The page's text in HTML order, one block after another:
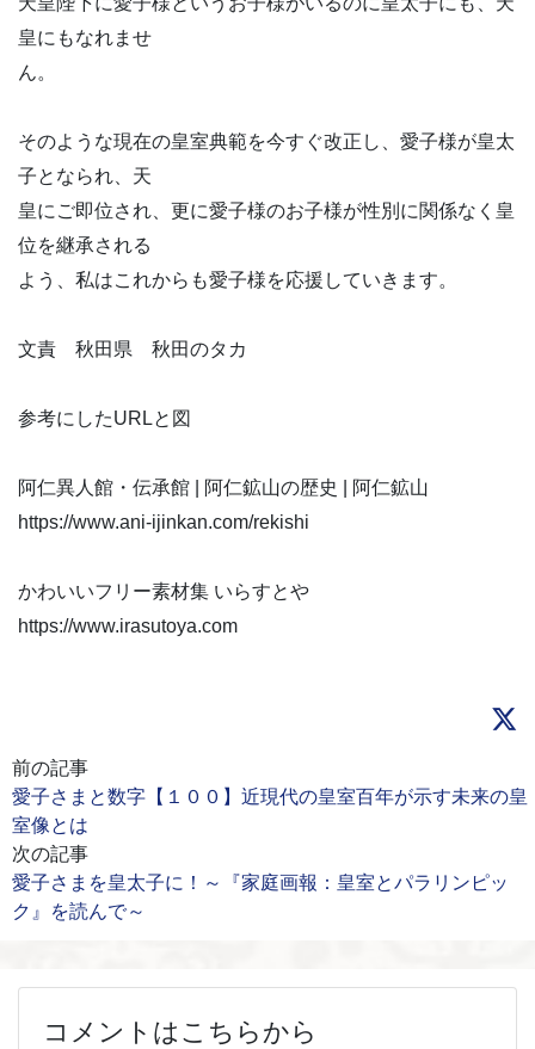
皇にもなれませ
ん。
そのような現在の皇室典範を今すぐ改正し、愛子様が皇太
子となられ、天
皇にご即位され、更に愛子様のお子様が性別に関係なく皇
位を継承される
よう、私はこれからも愛子様を応援していきます。
文責 秋田県 秋田のタカ
参考にしたURLと図
阿仁異人館・伝承館 | 阿仁鉱山の歴史 | 阿仁鉱山
https://www.ani-ijinkan.com/rekishi
かわいいフリー素材集 いらすとや
https://www.irasutoya.com
前の記事
愛子さまと数字【１００】近現代の皇室百年が示す未来の皇
室像とは
次の記事
愛子さまを皇太子に！～『家庭画報：皇室とパラリンピッ
ク』を読んで～
コメントはこちらから